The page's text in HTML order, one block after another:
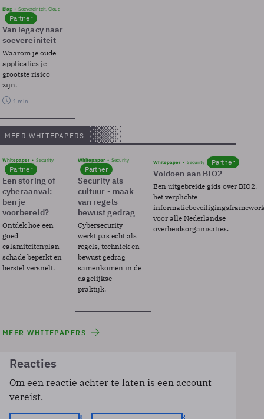
Blog Soevereinteit, Cloud
Partner
Van legacy naar
soevereiniteit
Waarom je oude
applicaties je
grootste risico
zijn.
1 min
MEER WHITEPAPERS
Whitepaper Security
Partner
Een storing of
cyberaanval:
ben je
voorbereid?
Ontdek hoe een
goed
calamiteitenplan
schade beperkt en
herstel versnelt.
Whitepaper Security
Partner
Security als
cultuur - maak
van regels
bewust gedrag
Cybersecurity
werkt pas echt als
regels, techniek en
bewust gedrag
samenkomen in de
dagelijkse
praktijk.
Whitepaper Security Partner
Voldoen aan BIO2
Een uitgebreide gids over BIO2,
het verplichte
voor alle Nederlandse
overheidsorganisaties.
MEER WHITEPAPERS
Reacties
Om een reactie achter te laten is een account
vereist.